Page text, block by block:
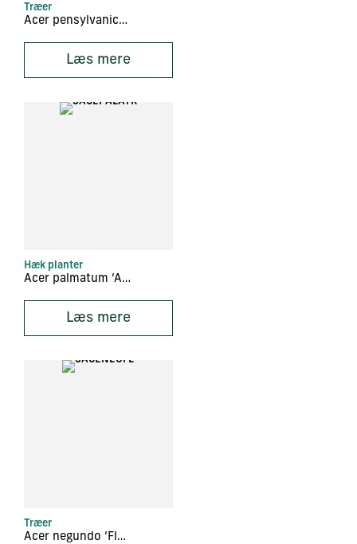
Træer
Acer pensylvanicum
Læs mere
Hæk planter
Acer palmatum ‘Atropurpureum’
Læs mere
Træer
Acer negundo ‘Flamingo’